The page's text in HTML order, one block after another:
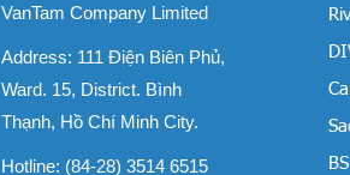
VanTam Company Limited
Address: 111 Điện Biên Phủ,
Ward. 15, District. Bình
Thạnh, Hồ Chí Minh City.
Hotline: (84-28) 3514 6515